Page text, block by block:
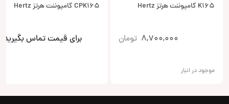
K165 کامپوننت هرتز Hertz
8,700,000 تومان
موجود در انبار
CPK165 کامپوننت هرتز Hertz
برای قیمت تماس بگیرید